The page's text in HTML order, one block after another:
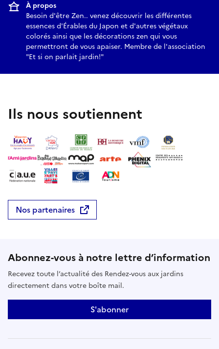
À propos
Besoin d'être Zen.. venez découvrir les différentes
essences d'Érables du Japon et d'autres végétaux
colorés ainsi que les décorations zen qui vous
permettront de vous apaiser. Membre de l'association
"Et si on parlait jardin!"
Ils nous soutiennent
Nos partenaires
Abonnez-vous à notre lettre d’information
Recevez toute l’actualité des Rendez-vous aux jardins
directement dans votre boîte mail.
S'abonner